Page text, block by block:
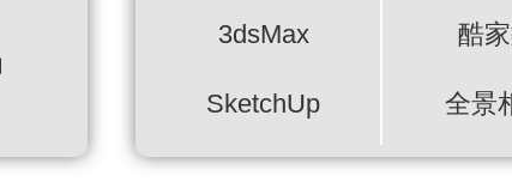
3dsMax
SketchUp
酷
全景